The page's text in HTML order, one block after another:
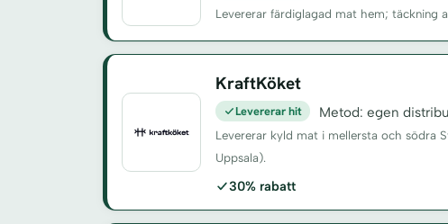
Levererar färdiglagad mat hem; täckning
KraftKöket
Levererar hit Metod: egen
Levererar kyld mat i mellersta och södra
Uppsala).
30% rabatt